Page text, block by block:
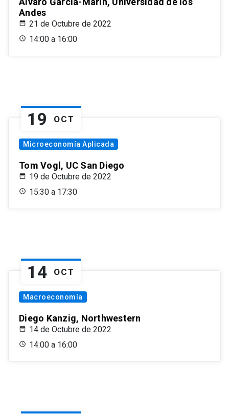
Andes
21 de Octubre de 2022
14:00 a 16:00
19 OCT
Microeconomía Aplicada
Tom Vogl, UC San Diego
19 de Octubre de 2022
15:30 a 17:30
14 OCT
Macroeconomía
Diego Kanzig, Northwestern
14 de Octubre de 2022
14:00 a 16:00